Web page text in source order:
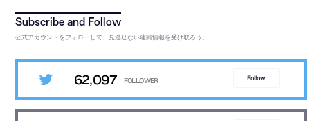
公式アカウントをフォローして、見逃せない建築情報を受け取ろう。
62,097 Follow